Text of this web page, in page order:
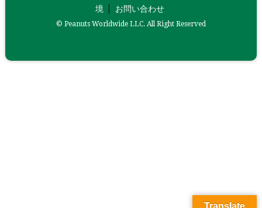
境
お問い合わせ
© Peanuts Worldwide LLC. All Right Reserved
Translate